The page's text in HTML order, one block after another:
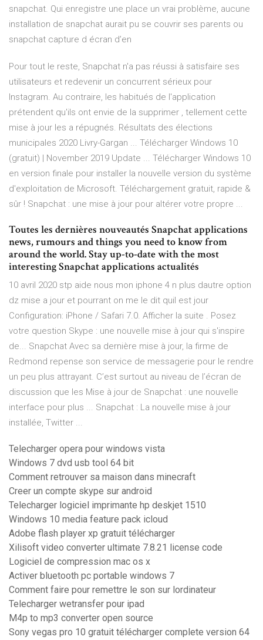
snapchat. Qui enregistre une place un vrai problème, aucune
installation de snapchat aurait pu se couvrir ses parents ou
snapchat capture d écran d’en
Pour tout le reste, Snapchat n'a pas réussi à satisfaire ses
utilisateurs et redevenir un concurrent sérieux pour
Instagram. Au contraire, les habitués de l'application
prétendent qu'ils ont envie de la supprimer , tellement cette
mise à jour les a répugnés. Résultats des élections
municipales 2020 Livry-Gargan ... Télécharger Windows 10
(gratuit) | November 2019 Update ... Télécharger Windows 10
en version finale pour installer la nouvelle version du système
d'exploitation de Microsoft. Téléchargement gratuit, rapide &
sûr ! Snapchat : une mise à jour pour altérer votre propre ...
Toutes les dernières nouveautés Snapchat applications
news, rumours and things you need to know from
around the world. Stay up-to-date with the most
interesting Snapchat applications actualités
10 avril 2020 stp aide nous mon iphone 4 n plus dautre option
dz mise a jour et pourrant on me le dit quil est jour
Configuration: iPhone / Safari 7.0. Afficher la suite . Posez
votre question Skype : une nouvelle mise à jour qui s'inspire
de... Snapchat Avec sa dernière mise à jour, la firme de
Redmond repense son service de messagerie pour le rendre
un peu plus attrayant. C’est surtout au niveau de l’écran de
discussion que les Mise à jour de Snapchat : une nouvelle
interface pour plus ... Snapchat : La nouvelle mise à jour
installée, Twitter ...
Telecharger opera pour windows vista
Windows 7 dvd usb tool 64 bit
Comment retrouver sa maison dans minecraft
Creer un compte skype sur android
Telecharger logiciel imprimante hp deskjet 1510
Windows 10 media feature pack icloud
Adobe flash player xp gratuit télécharger
Xilisoft video converter ultimate 7.8.21 license code
Logiciel de compression mac os x
Activer bluetooth pc portable windows 7
Comment faire pour remettre le son sur lordinateur
Telecharger wetransfer pour ipad
M4p to mp3 converter open source
Sony vegas pro 10 gratuit télécharger complete version 64